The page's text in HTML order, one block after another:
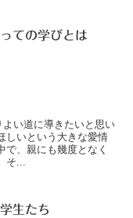
ての学びとは
い道に導きたいと思い
しいという大きな愛情
、親にも幾度となく
...
生たち